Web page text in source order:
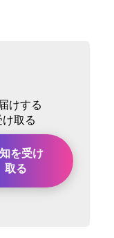
けする
取る